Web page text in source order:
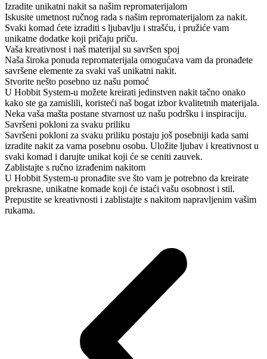
Izradite unikatni nakit sa našim repromaterijalom
Iskusite umetnost ručnog rada s našim repromaterijalom za nakit.
Svaki komad ćete izraditi s ljubavlju i strašću, i pružiće vam
unikatne dodatke koji pričaju priču.
Vaša kreativnost i naš materijal su savršen spoj
Naša široka ponuda repromaterijala omogućava vam da pronađete
savršene elemente za svaki vaš unikatni nakit.
Stvorite nešto posebno uz našu pomoć
U Hobbit System-u možete kreirati jedinstven nakit tačno onako
kako ste ga zamislili, koristeći naš bogat izbor kvalitetnih materijala.
Neka vaša mašta postane stvarnost uz našu podršku i inspiraciju.
Savršeni pokloni za svaku priliku
Savršeni pokloni za svaku priliku postaju još posebniji kada sami
izradite nakit za vama posebnu osobu. Uložite ljubav i kreativnost u
svaki komad i darujte unikat koji će se ceniti zauvek.
Zablistajte s ručno izrađenim nakitom
U Hobbit System-u pronađite sve što vam je potrebno da kreirate
prekrasne, unikatne komade koji će istaći vašu osobnost i stil.
Prepustite se kreativnosti i zablistajte s nakitom napravljenim vašim
rukama.